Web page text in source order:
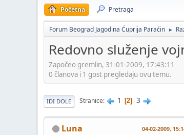
Početna Pretraga
Forum Beograd Jagodina Ćuprija Paraćin ►
Redovno služenje
Započeo gremlin, 31-01-2009, 17:43:11
0 članova i 1 gost pregledaju ovu temu.
IDI DOLE Stranice 1 2 3
Luna 04-02-2009,